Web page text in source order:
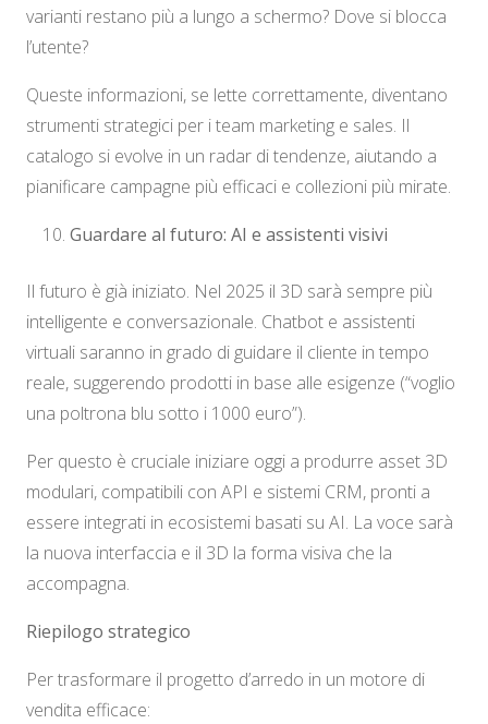
varianti restano più a lungo a schermo? Dove si blocca
l’utente?
Queste informazioni, se lette correttamente, diventano
strumenti strategici per i team marketing e sales. Il
catalogo si evolve in un radar di tendenze, aiutando a
pianificare campagne più efficaci e collezioni più mirate.
Guardare al futuro: AI e assistenti visivi
Il futuro è già iniziato. Nel 2025 il 3D sarà sempre più
intelligente e conversazionale. Chatbot e assistenti
virtuali saranno in grado di guidare il cliente in tempo
reale, suggerendo prodotti in base alle esigenze (“voglio
una poltrona blu sotto i 1000 euro”).
Per questo è cruciale iniziare oggi a produrre asset 3D
modulari, compatibili con API e sistemi CRM, pronti a
essere integrati in ecosistemi basati su AI. La voce sarà
la nuova interfaccia e il 3D la forma visiva che la
accompagna.
Riepilogo strategico
Per trasformare il progetto d’arredo in un motore di
vendita efficace: